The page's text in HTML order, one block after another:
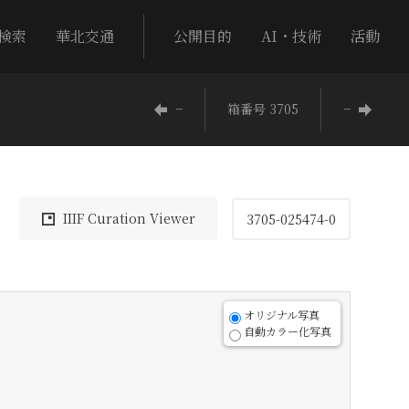
索 華北交通 公開目的 AI・技術 活動
− 箱番号 3705 −
IIIF Curation Viewer 3705-025474-0
オリジナル写真
自動カラー化写真